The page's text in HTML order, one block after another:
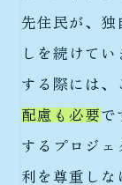
先住民が、独
しを続けて
する際には、
配慮も必要で
するプロジェ
利を尊重しな